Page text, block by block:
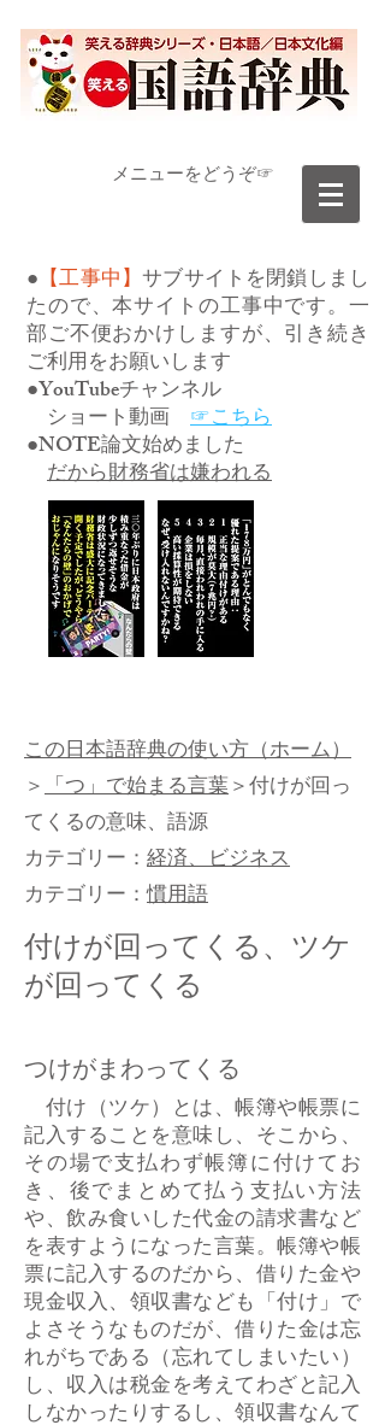
​メニューをどうぞ☞
● 【工事中】サブサイトを閉鎖しまし
たので、本サイトの工事中です。一
部ご不便おかけしますが、引き続き
ご利用をお願いします
●YouTubeチャンネル
ショート動画 ☞こちら
●NOTE論文始めました
だから財務省は嫌われる
この日本語辞典の使い方（ホーム）
＞「つ」で始まる言葉＞付けが回っ
てくるの意味、語源
カテゴリー： 経済、ビジネス
カテゴリー：慣用語
付けが回ってくる、ツケ
が回ってくる
つけがまわってくる
付け（ツケ）とは、帳簿や帳票に
記入することを意味し、そこから、
その場で支払わず帳簿に付けてお
き、後でまとめて払う支払い方法
や、飲み食いした代金の請求書など
を表すようになった言葉。帳簿や帳
票に記入するのだから、借りた金や
現金収入、領収書なども「付け」で
よさそうなものだが、借りた金は忘
れがちである（忘れてしまいたい）
し、収入は税金を考えてわざと記入
しなかったりするし、領収書なんて